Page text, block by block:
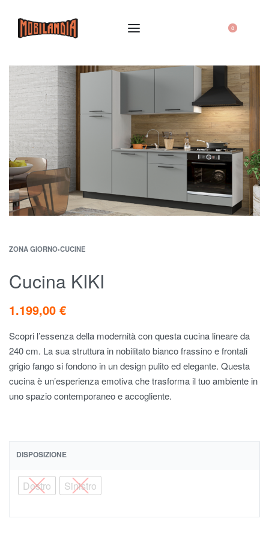
0
ZONA GIORNO›CUCINE
Cucina KIKI
1.199,00 €
Scopri l’essenza della modernità con questa cucina lineare da
240 cm. La sua struttura in nobilitato bianco frassino e frontali
grigio fango si fondono in un design pulito ed elegante. Questa
cucina è un’esperienza emotiva che trasforma il tuo ambiente in
uno spazio contemporaneo e accogliente.
DISPOSIZIONE
Destro Sinistro